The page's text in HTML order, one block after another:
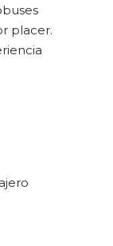
placer.